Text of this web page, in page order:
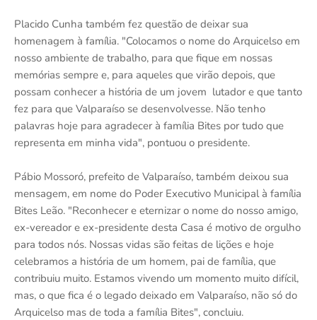
Placido Cunha também fez questão de deixar sua
homenagem à família. "Colocamos o nome do Arquicelso em
nosso ambiente de trabalho, para que fique em nossas
memórias sempre e, para aqueles que virão depois, que
possam conhecer a história de um jovem lutador e que tanto
fez para que Valparaíso se desenvolvesse. Não tenho
palavras hoje para agradecer à família Bites por tudo que
representa em minha vida", pontuou o presidente.
Pábio Mossoró, prefeito de Valparaíso, também deixou sua
mensagem, em nome do Poder Executivo Municipal à família
Bites Leão. "Reconhecer e eternizar o nome do nosso amigo,
ex-vereador e ex-presidente desta Casa é motivo de orgulho
para todos nós. Nossas vidas são feitas de lições e hoje
celebramos a história de um homem, pai de família, que
contribuiu muito. Estamos vivendo um momento muito difícil,
mas, o que fica é o legado deixado em Valparaíso, não só do
Arquicelso mas de toda a família Bites", concluiu.